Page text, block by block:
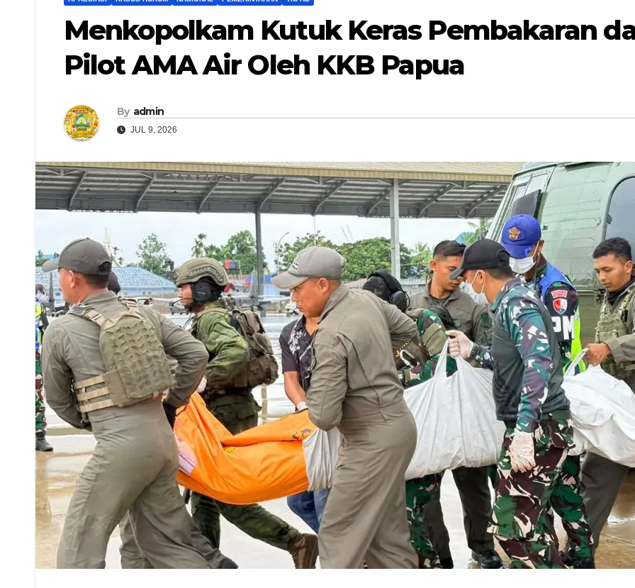
Menkopolkam Kutuk Keras Pembakaran
Pilot AMA Air Oleh KKB Papua
By admin
JUL 9, 2026